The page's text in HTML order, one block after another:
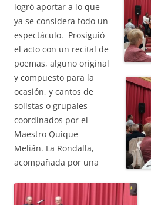
logró aportar a lo que
ya se considera todo un
espectáculo. Prosiguió
el acto con un recital de
poemas, alguno original
y compuesto para la
ocasión, y cantos de
solistas o grupales
coordinados por el
Maestro Quique
Melián. La Rondalla,
acompañada por una